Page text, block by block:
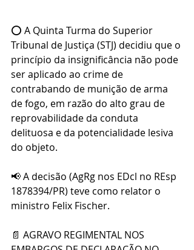
⭕ A Quinta Turma do Superior
Tribunal de Justiça (STJ) decidiu que o
princípio da insignificância não pode
ser aplicado ao crime de
contrabando de munição de arma
de fogo, em razão do alto grau de
reprovabilidade da conduta
delituosa e da potencialidade lesiva
do objeto.
📢 A decisão (AgRg nos EDcl no REsp
1878394/PR) teve como relator o
ministro Felix Fischer.
📄 AGRAVO REGIMENTAL NOS